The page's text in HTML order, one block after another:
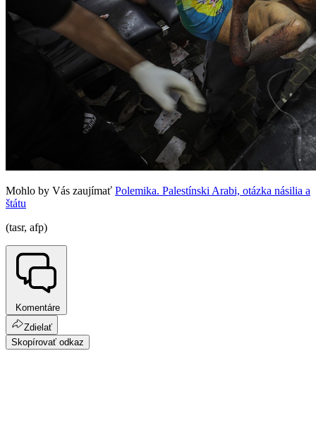
Mohlo by Vás zaujímať Polemika. Palestínski Arabi, otázka násilia a
štátu
(tasr, afp)
Komentáre
Zdielať
Skopírovať odkaz